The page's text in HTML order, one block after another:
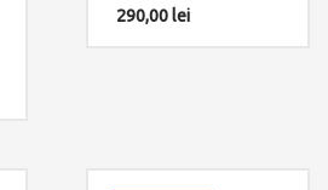
290,00lei